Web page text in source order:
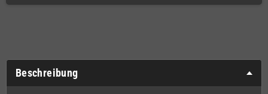
Beschreibung